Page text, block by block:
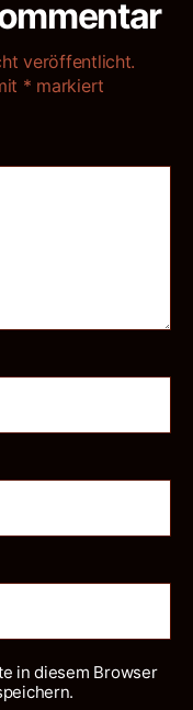
veröffentlicht.
* markiert
in diesem Browser